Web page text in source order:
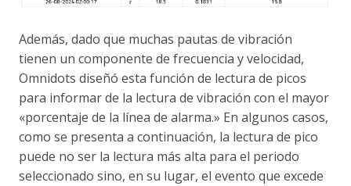
Además, dado que muchas pautas de vibración
tienen un componente de frecuencia y velocidad,
Omnidots diseñó esta función de lectura de picos
para informar de la lectura de vibración con el mayor
«porcentaje de la línea de alarma.» En algunos casos,
como se presenta a continuación, la lectura de pico
puede no ser la lectura más alta para el periodo
seleccionado sino, en su lugar, el evento que excede